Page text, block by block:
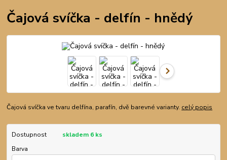
Čajová svíčka - delfín - hnědý
Čajová svíčka ve tvaru delfína, parafín, dvě barevné varianty. celý popis
Dostupnost
skladem 6 ks
Barva